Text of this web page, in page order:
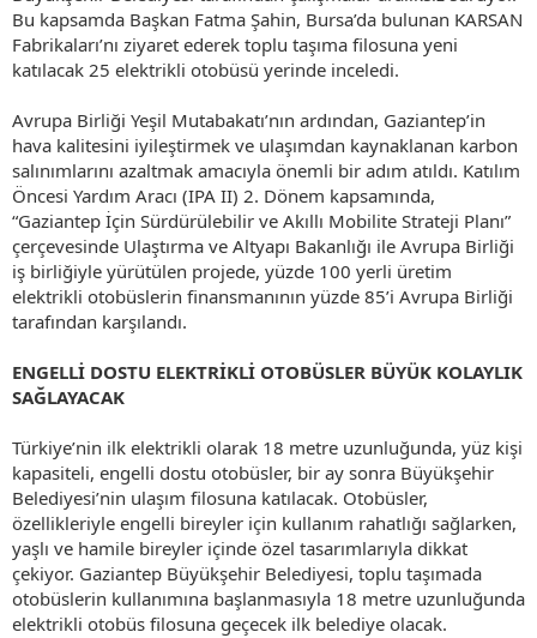
Bu kapsamda Başkan Fatma Şahin, Bursa’da bulunan KARSAN
Fabrikaları’nı ziyaret ederek toplu taşıma filosuna yeni
katılacak 25 elektrikli otobüsü yerinde inceledi.
Avrupa Birliği Yeşil Mutabakatı’nın ardından, Gaziantep’in
hava kalitesini iyileştirmek ve ulaşımdan kaynaklanan karbon
salınımlarını azaltmak amacıyla önemli bir adım atıldı. Katılım
Öncesi Yardım Aracı (IPA II) 2. Dönem kapsamında,
“Gaziantep İçin Sürdürülebilir ve Akıllı Mobilite Strateji Planı”
çerçevesinde Ulaştırma ve Altyapı Bakanlığı ile Avrupa Birliği
iş birliğiyle yürütülen projede, yüzde 100 yerli üretim
elektrikli otobüslerin finansmanının yüzde 85’i Avrupa Birliği
tarafından karşılandı.
ENGELLİ DOSTU ELEKTRİKLİ OTOBÜSLER BÜYÜK KOLAYLIK
SAĞLAYACAK
Türkiye’nin ilk elektrikli olarak 18 metre uzunluğunda, yüz kişi
kapasiteli, engelli dostu otobüsler, bir ay sonra Büyükşehir
Belediyesi’nin ulaşım filosuna katılacak. Otobüsler,
özellikleriyle engelli bireyler için kullanım rahatlığı sağlarken,
yaşlı ve hamile bireyler içinde özel tasarımlarıyla dikkat
çekiyor. Gaziantep Büyükşehir Belediyesi, toplu taşımada
otobüslerin kullanımına başlanmasıyla 18 metre uzunluğunda
elektrikli otobüs filosuna geçecek ilk belediye olacak.